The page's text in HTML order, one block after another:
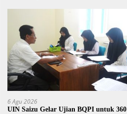
6 Agu 2026
UIN Saizu Gelar Ujian BQPI untuk 360